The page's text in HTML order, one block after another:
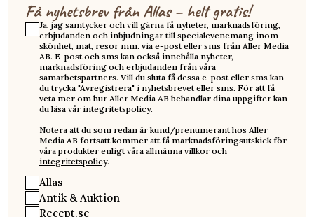
Få nyhetsbrev från Allas – helt gratis!
Ja, jag samtycker och vill gärna få nyheter, marknadsföring,
erbjudanden och inbjudningar till specialevenemang inom
skönhet, mat, resor mm. via e-post eller sms från Aller Media
AB. E-post och sms kan också innehålla nyheter,
marknadsföring och erbjudanden från våra
samarbetspartners. Vill du sluta få dessa e-post eller sms kan
du trycka "Avregistrera" i nyhetsbrevet eller sms. För att få
veta mer om hur Aller Media AB behandlar dina uppgifter kan
du läsa vår integritetspolicy.
Notera att du som redan är kund/prenumerant hos Aller
Media AB fortsatt kommer att få marknadsföringsutskick för
våra produkter enligt våra allmänna villkor och
integritetspolicy.
Allas
Antik & Auktion
Recept.se